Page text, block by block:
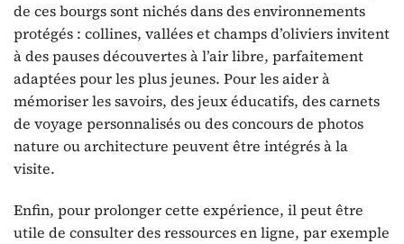
de ces bourgs sont nichés dans des environnements
protégés : collines, vallées et champs d’oliviers invitent
à des pauses découvertes à l’air libre, parfaitement
adaptées pour les plus jeunes. Pour les aider à
mémoriser les savoirs, des jeux éducatifs, des carnets
de voyage personnalisés ou des concours de photos
nature ou architecture peuvent être intégrés à la
visite.
Enfin, pour prolonger cette expérience, il peut être
utile de consulter des ressources en ligne, par exemple